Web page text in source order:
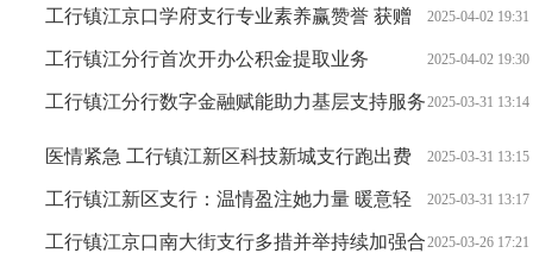
合评价A类银行荣誉 2025-04-02 19:31
工行镇江京口学府支行专业素养赢赞誉 获赠
锦旗显真情 2025-04-02 19:30
工行镇江分行首次开办公积金提取业务
2025-03-31 13:14
工行镇江分行数字金融赋能助力基层支持服务
质效双提升
2025-03-31 13:15
医情紧急 工行镇江新区科技新城支行跑出费
用支付“加速度” 2025-03-31 13:17
工行镇江新区支行：温情盈注她力量 暖意轻
拂奋斗心 2025-03-26 17:21
工行镇江京口南大街支行多措并举持续加强合